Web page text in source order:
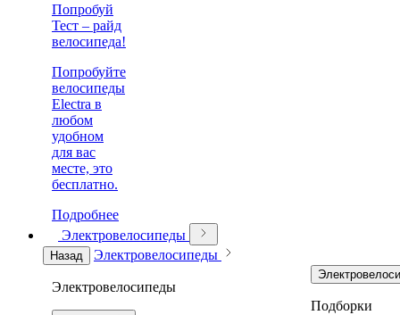
Попробуй
Тест – райд
велосипеда!
Попробуйте
велосипеды
Electra в
любом
удобном
для вас
месте, это
бесплатно.
Подробнее
Электровелосипеды
Назад Электровелосипеды
Электровелосипеды
Подборки